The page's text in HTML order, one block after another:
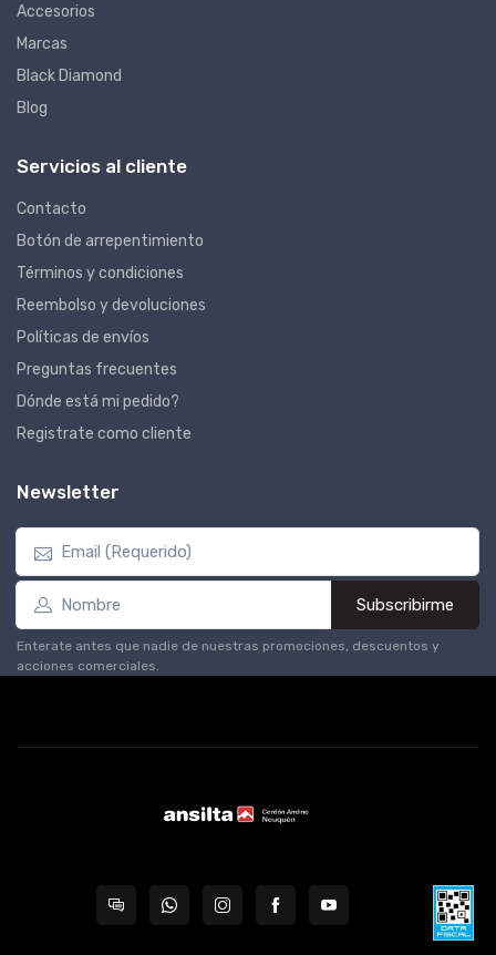
Accesorios
Marcas
Black Diamond
Blog
Servicios al cliente
Contacto
Botón de arrepentimiento
Términos y condiciones
Reembolso y devoluciones
Políticas de envíos
Preguntas frecuentes
Dónde está mi pedido?
Registrate como cliente
Newsletter
Subscribirme
Enterate antes que nadie de nuestras promociones, descuentos y
acciones comerciales.